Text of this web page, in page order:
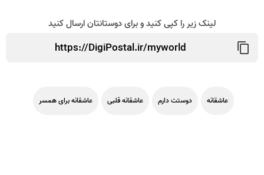
لینک زیر را کپی کنید و برای دوستانتان ارسال کنید
عاشقانه دوستت دارم عاشقانه قلبی عاشقانه برای همسر